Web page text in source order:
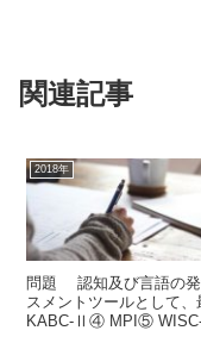
関連記事
2018年
問題 認知及び言語の発
スメントツールとして
KABC-Ⅱ④ MPI⑤